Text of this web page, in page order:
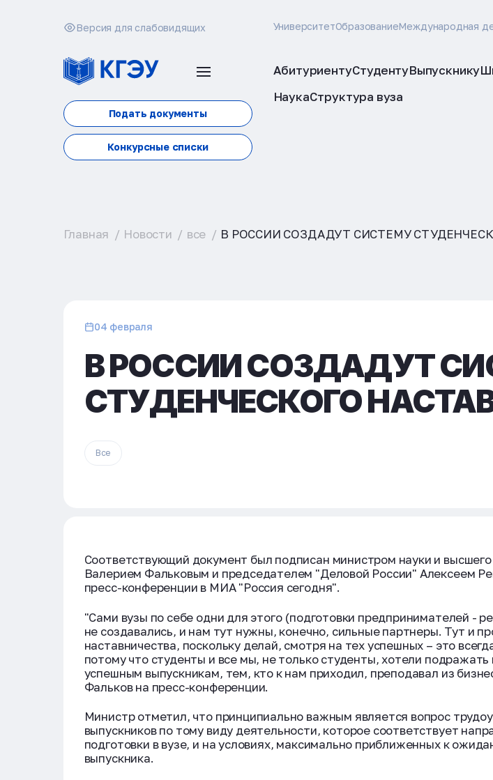
Версия для слабовидящих УниверситетОбразованиеМеждународная
Подать документы
Конкурсные списки
АбитуриентуСтудентуВыпускнику
НаукаСтруктура вуза
Главная Новости все В РОССИИ СОЗДАДУТ СИСТЕМУ
04 февраля
В РОССИИ СОЗДАДУТ
СТУДЕНЧЕСКОГО
Все
Соответствующий документ был подписан министром науки и
Валерием Фальковым и председателем "Деловой России" Алексеем
пресс-конференции в МИА "Россия сегодня".
"Сами вузы по себе одни для этого (подготовки предпринимателей -
не создавались, и нам тут нужны, конечно, сильные партнеры. Тут и
наставничества, поскольку делай, смотря на тех успешных – это
потому что студенты и все мы, не только студенты, хотели
успешным выпускникам, тем, кто к нам приходил, преподавал из
Фальков на пресс-конференции.
Министр отметил, что принципиально важным является вопрос
выпускников по тому виду деятельности, которое соответствует
подготовки в вузе, и на условиях, максимально приближенных к
выпускника.